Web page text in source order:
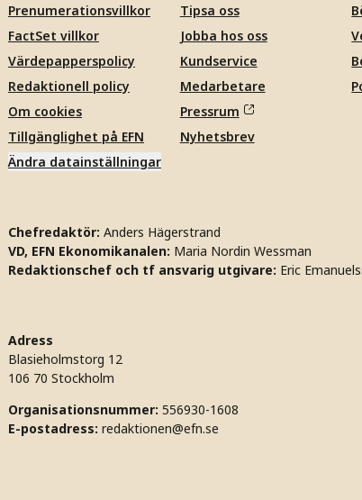
Prenumerationsvillkor
FactSet villkor
Värdepapperspolicy
Redaktionell policy
Om cookies
Tillgänglighet på EFN
Ändra datainställningar
Tipsa oss
Jobba hos oss
Kundservice
Medarbetare
Pressrum
Nyhetsbrev
Chefredaktör: Anders Hägerstrand
VD, EFN Ekonomikanalen: Maria Nordin Wessman
Redaktionschef och tf ansvarig utgivare: Eric
Adress
Blasieholmstorg 12
106 70 Stockholm
Organisationsnummer: 556930-1608
E-postadress: redaktionen@efn.se